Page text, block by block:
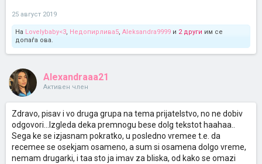
25 август 2019
На Lovelybaby<3, Недопирлива5, Aleksandra9999 и 2 други им се
допаѓа ова.
Alexandraaa21
Активен член
Zdravo, pisav i vo druga grupa na tema prijatelstvo, no ne dobiv
odgovori...Izgleda deka premnogu bese dolg tekstot haahaa..
Sega ke se izjasnam pokratko, u posledno vremee t.e. da
recemee se osekjam osameno, a sum si osamena dolgo vreme,
nemam drugarki, i taa sto ja imav za bliska, od kako se omazi